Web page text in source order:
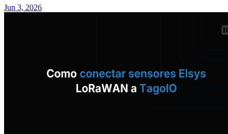
Jun 3, 2026